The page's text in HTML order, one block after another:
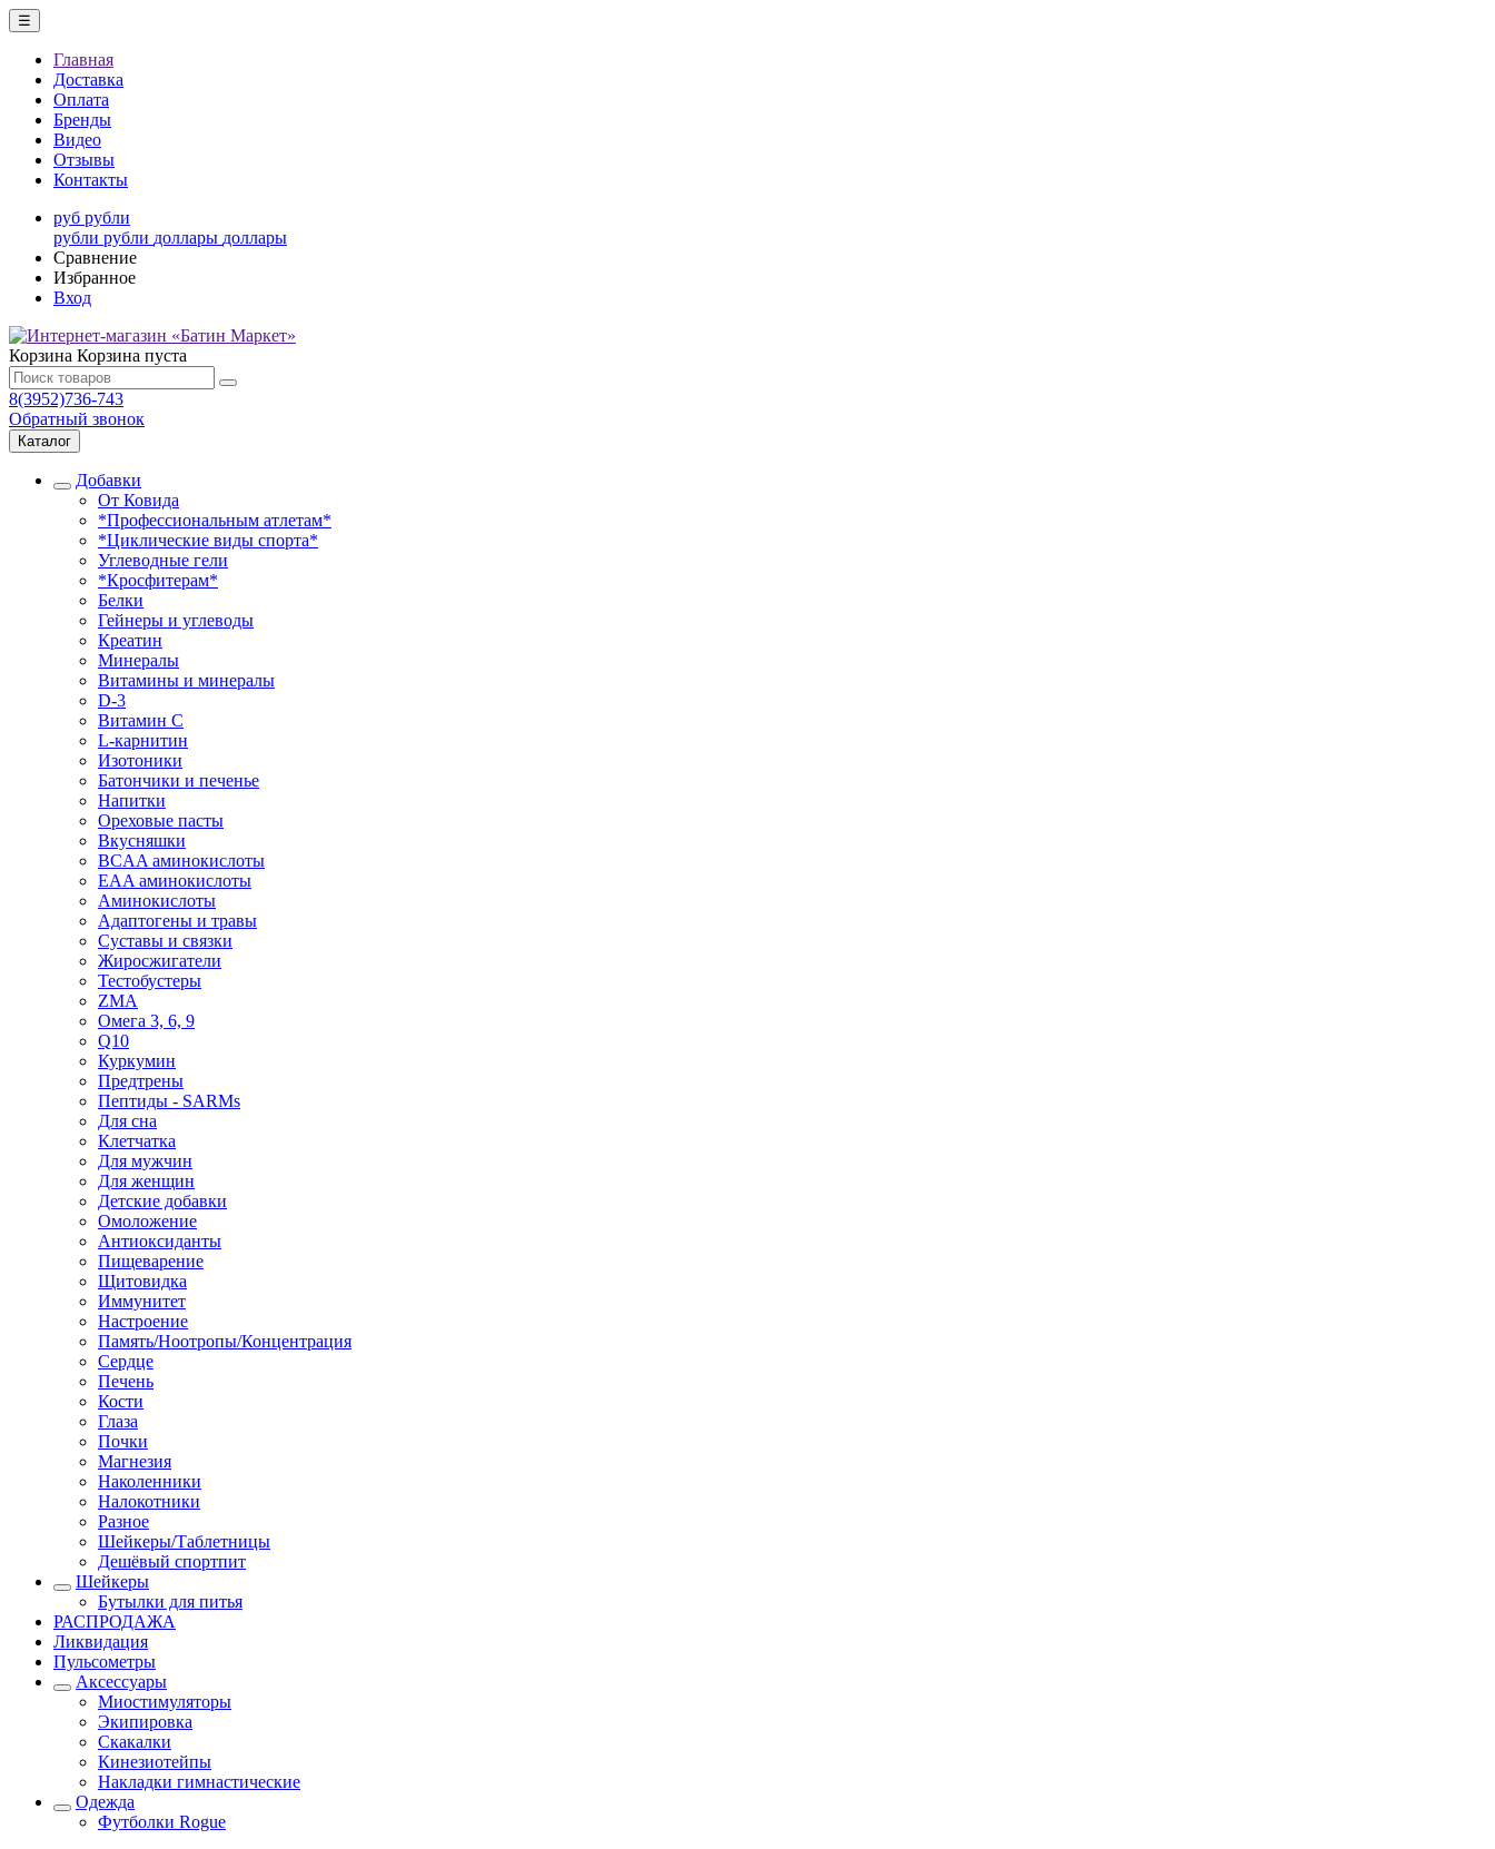
☰
Главная
Доставка
Оплата
Бренды
Видео
Отзывы
Контакты
руб рубли
рубли рубли доллары доллары
Сравнение
Избранное
Вход
Корзина Корзина пуста
8(3952)736-743
Обратный звонок
Каталог
Добавки
От Ковида
*Профессиональным атлетам*
*Циклические виды спорта*
Углеводные гели
*Кросфитерам*
Белки
Гейнеры и углеводы
Креатин
Минералы
Витамины и минералы
D-3
Витамин С
L-карнитин
Изотоники
Батончики и печенье
Напитки
Ореховые пасты
Вкусняшки
BCAA аминокислоты
EAA аминокислоты
Аминокислоты
Адаптогены и травы
Суставы и связки
Жиросжигатели
Тестобустеры
ZMA
Омега 3, 6, 9
Q10
Куркумин
Предтрены
Пептиды - SARMs
Для сна
Клетчатка
Для мужчин
Для женщин
Детские добавки
Омоложение
Антиоксиданты
Пищеварение
Щитовидка
Иммунитет
Настроение
Память/Ноотропы/Концентрация
Сердце
Печень
Кости
Глаза
Почки
Магнезия
Наколенники
Налокотники
Разное
Шейкеры/Таблетницы
Дешёвый спортпит
Шейкеры
Бутылки для питья
РАСПРОДАЖА
Ликвидация
Пульсометры
Аксессуары
Миостимуляторы
Экипировка
Скакалки
Кинезиотейпы
Накладки гимнастические
Одежда
Футболки Rogue